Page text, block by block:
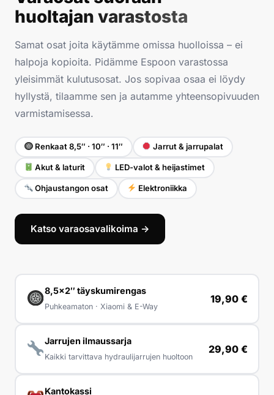
huoltajan varastosta
Samat osat joita käytämme omissa huolloissa – ei
halpoja kopioita. Pidämme Espoon varastossa
yleisimmät kulutusosat. Jos sopivaa osaa ei löydy
hyllystä, tilaamme sen ja autamme yhteensopivuuden
varmistamisessa.
Renkaat 8,5″ · 10″ · 11″ Jarrut & jarrupalat
Akut & laturit LED-valot & heijastimet
Ohjaustangon osat Elektroniikka
Katso varaosavalikoima →
8,5×2″ täyskumirengas
Puhkeamaton · Xiaomi & E-Way
19,90 €
Jarrujen ilmaussarja
Kaikki tarvittava hydraulijarrujen huoltoon
29,90 €
Kantokassi